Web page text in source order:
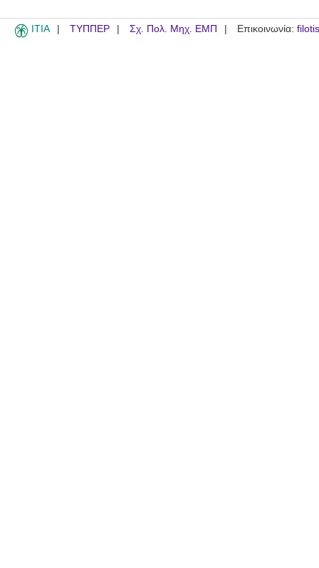
ITIA ΤΥΠΠΕΡ Σχ. Πολ. Μηχ. ΕΜΠ Επικοινωνία: